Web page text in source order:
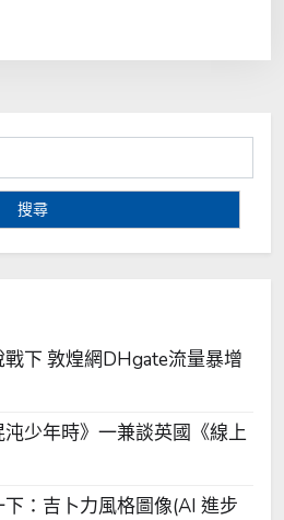
下 敦煌網DHgate流量暴增
少年時》一兼談英國《線上
：吉卜力風格圖像(AI 進步